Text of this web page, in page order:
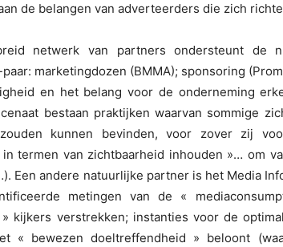
de belangen van adverteerders die zich
netwerk van partners ondersteunt de
paar: marketingdozen (BMMA); sponsoring
en het belang voor de onderneming
bestaan praktijken waarvan sommige
kunnen bevinden, voor zover zij
termen van zichtbaarheid inhouden »… om
Een andere natuurlijke partner is het Media
metingen van de «
kijkers verstrekken; instanties voor de
« bewezen doeltreffendheid » beloont